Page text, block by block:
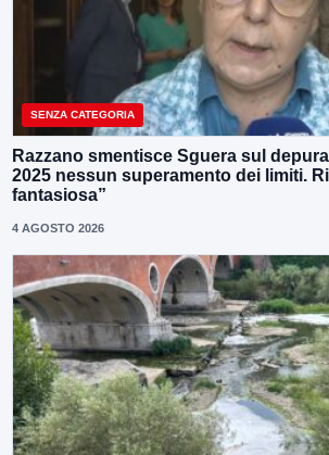
SENZA CATEGORIA
Razzano smentisce Sguera sul
2025 nessun superamento dei limiti.
fantasiosa”
4 AGOSTO 2026